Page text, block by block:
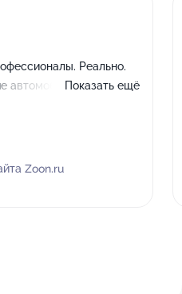
Реально.
автомобиль. Без
Все четко.
когда клиенту не
запчастей не
изучат ситуацию
Показать ещё
Zoon.ru